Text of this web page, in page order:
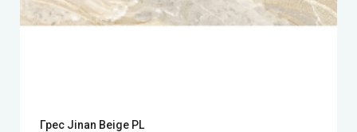
Грес Jinan Beige PL